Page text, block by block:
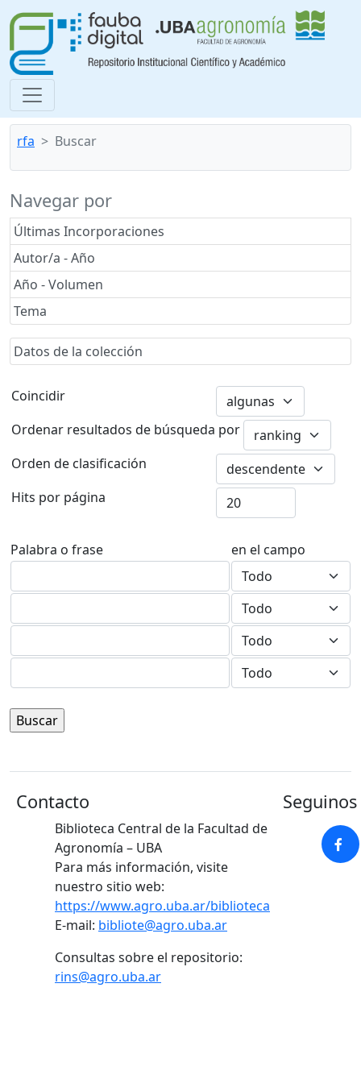
rfa Buscar
Navegar por
Últimas Incorporaciones
Autor/a - Año
Año - Volumen
Tema
Datos de la colección
Coincidir
Ordenar resultados de búsqueda por
Orden de clasificación
Hits por página
Palabra o frase en el campo
Contacto
Biblioteca Central de la Facultad de
Agronomía – UBA
Para más información, visite
nuestro sitio web:
https://www.agro.uba.ar/biblioteca
E-mail: bibliote@agro.uba.ar
Consultas sobre el repositorio:
rins@agro.uba.ar